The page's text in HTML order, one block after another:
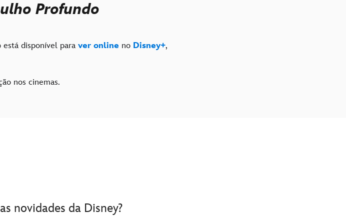
Profundo
disponível para ver online no Disney+,
nos cinemas.
novidades da Disney?